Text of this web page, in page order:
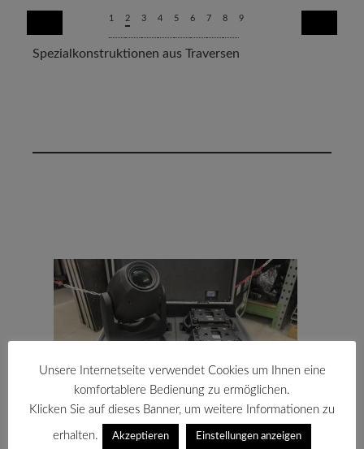
Spezialkonstruktionen aus Traversen
1 2 3 4 5 6 7 8 9
Jetzt erhältlich – der leistungsstarke LED-Moving-Head für
Unsere Internetseite verwendet Cookies um Ihnen eine
komfortablere Bedienung zu ermöglichen.
Klicken Sie auf dieses Banner, um weitere Informationen zu
erhalten. Akzeptieren Einstellungen anzeigen